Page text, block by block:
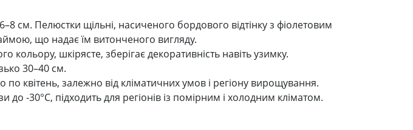
см. Пелюстки щільні, насиченого бордового відтінку з фіолетовим
що надає їм витонченого вигляду.
кольору, шкірясте, зберігає декоративність навіть узимку.
30–40 см.
по квітень, залежно від кліматичних умов і регіону вирощування.
до -30°C, підходить для регіонів із помірним і холодним кліматом.